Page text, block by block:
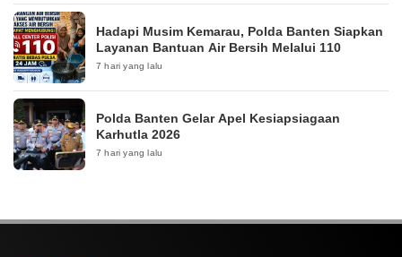
Hadapi Musim Kemarau, Polda Banten Siapkan
Layanan Bantuan Air Bersih Melalui 110
7 hari yang lalu
Polda Banten Gelar Apel Kesiapsiagaan
Karhutla 2026
7 hari yang lalu